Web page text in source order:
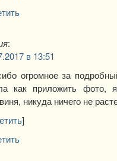
:
в 13:51
огромное за
как приложить
никуда ничего не
]